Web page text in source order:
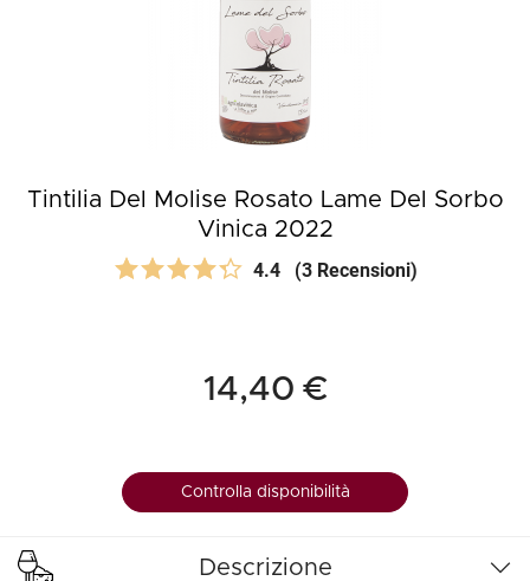
Tintilia Del Molise Rosato Lame Del Sorbo
Vinica 2022
4.4 (3 Recensioni)
14,40 €
Controlla disponibilità
Descrizione